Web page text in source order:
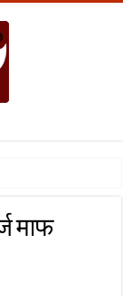
माफ